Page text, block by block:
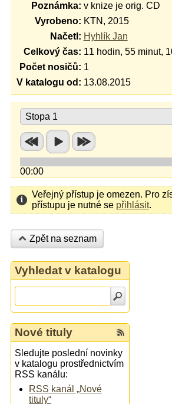
Poznámka: v knize je orig. CD
Vyrobeno: KTN, 2015
Načetl: Hyhlík Jan
Celkový čas: 11 hodin, 55 minut,
Počet nosičů: 1
V katalogu od: 13.08.2015
Stopa 1
00:00
Veřejný přístup je omezen. Pro
přístupu je nutné se přihlásit.
Zpět na seznam
Vyhledat v katalogu
Nové tituly
Sledujte poslední novinky
v katalogu prostřednictvím
RSS kanálu:
RSS kanál „Nové
tituly“